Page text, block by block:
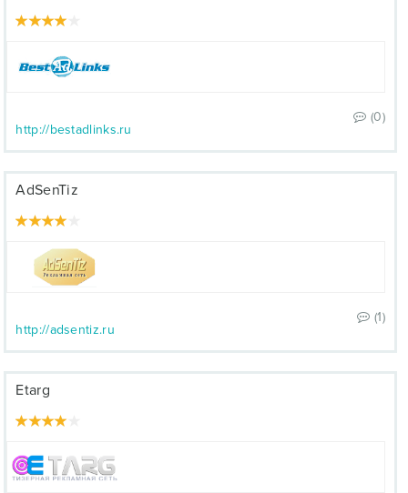
(0)
http://bestadlinks.ru
AdSenTiz
(1)
http://adsentiz.ru
Etarg